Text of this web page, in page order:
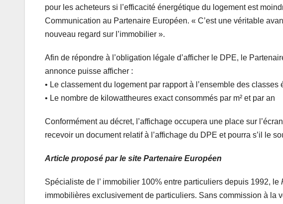
pour les acheteurs si l’efficacité énergétique du logement est
Communication au Partenaire Européen. « C’est une véritable
nouveau regard sur l’immobilier ».
Afin de répondre à l’obligation légale d’afficher le DPE, le
annonce puisse afficher :
• Le classement du logement par rapport à l’ensemble des
• Le nombre de kilowattheures exact consommés par m² et par an
Conformément au décret, l’affichage occupera une place sur
recevoir un document relatif à l’affichage du DPE et pourra s’il le
Article proposé par le site Partenaire Européen
Spécialiste de l’ immobilier 100% entre particuliers depuis 1992, le
immobilières exclusivement de particuliers. Sans commission à la